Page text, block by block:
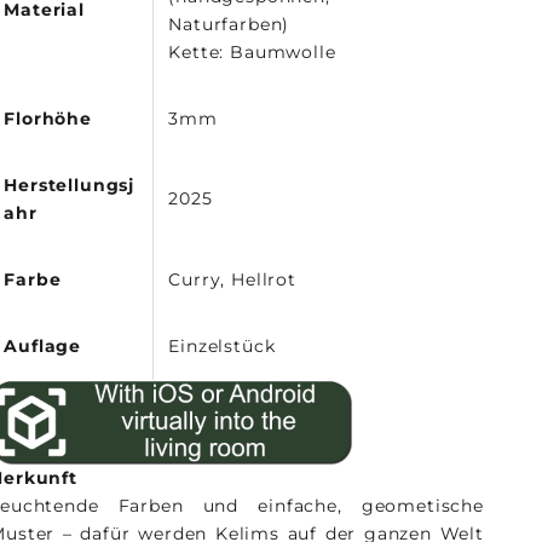
Material
Naturfarben)
Kette: Baumwolle
Florhöhe 3mm
Herstellungsj
ahr
2025
Farbe Curry, Hellrot
Auflage Einzelstück
Farben und einfache, geometische
– dafür werden Kelims auf der ganzen Welt